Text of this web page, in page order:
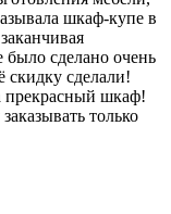
шкаф-купе в
сделано очень
скидку сделали!
прекрасный шкаф!
только